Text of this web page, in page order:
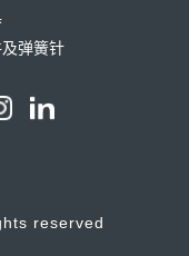
弹簧针
reserved